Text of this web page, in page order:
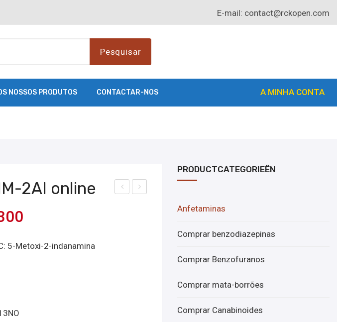
E-mail: contact@rckopen.com
Pesquisar
NOSSOS PRODUTOS CONTACTAR-NOS A MINHA CONTA
2AI online
5-Metoxi-2-indanamina
PRODUCTCATEGORIEËN
Anfetaminas
Comprar benzodiazepinas
Comprar Benzofuranos
Comprar mata-borrões
Comprar Canabinoides